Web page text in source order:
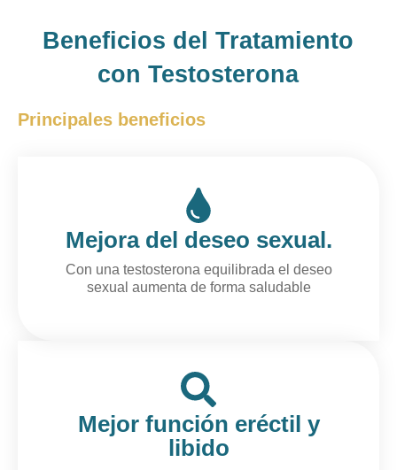
Beneficios del Tratamiento
con Testosterona
Principales beneficios
Mejora del deseo sexual.
Con una testosterona equilibrada el deseo
sexual aumenta de forma saludable
Mejor función eréctil y
libido